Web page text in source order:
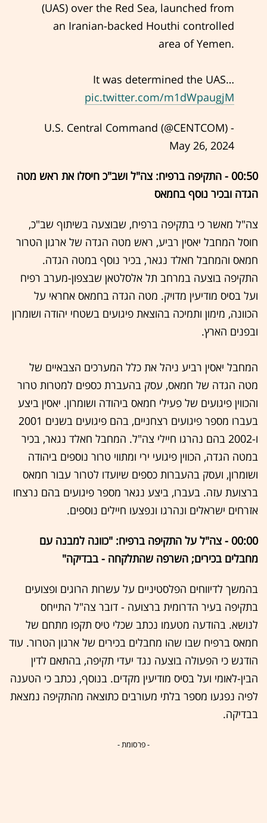
(UAS) over the Red Sea, launched from
an Iranian-backed Houthi controlled
area of Yemen.
It was determined the UAS…
pic.twitter.com/m1dWpaugjM
- U.S. Central Command (@CENTCOM)
May 26, 2024
00:50 - התקיפה ברפיח: צה"ל ושב"כ חיסלו את ראש מטה
הגדה ובכיר נוסף בחמאס
צה"ל מאשר כי בתקיפה ברפיח, שבוצעה בשיתוף שב"כ,
חוסל המחבל יאסין רביע, ראש מטה הגדה של ארגון הטרור
חמאס והמחבל חאלד נגאר, בכיר נוסף במטה הגדה.
התקיפה בוצעה במרחב תל אלסלטאן שבצפון-מערב רפיח
ועל בסיס מודיעין מדויק. מטה הגדה בחמאס אחראי על
הכוונה, מימון ותמיכה בהוצאת פיגועים בשטחי יהודה ושומרון
ובפנים הארץ.
המחבל יאסין רביע ניהל את כלל המערכים הצבאיים של
מטה הגדה של חמאס, עסק בהעברת כספים למטרות טרור
והכווין פיגועים של פעילי חמאס ביהודה ושומרון. יאסין ביצע
בעברו מספר פיגועים רצחניים, בהם פיגועים בשנים 2001
ו-2002 בהם נהרגו חיילי צה"ל. המחבל חאלד נגאר, בכיר
במטה הגדה, הכווין פיגועי ירי ומתווי טרור נוספים ביהודה
ושומרון, ועסק בהעברות כספים שיועדו לטרור עבור חמאס
ברצועת עזה. בעברו, ביצע נגאר מספר פיגועים בהם נרצחו
אזרחים ישראלים ונהרגו ונפצעו חיילים נוספים.
00:00 - צה"ל על התקיפה ברפיח: "כוונה למבנה עם
מחבלים בכירים; השרפה שהתלקחה - בבדיקה"
בהמשך לדיווחים הפלסטיניים על עשרות הרוגים ופצועים
בתקיפה בעיר הדרומית ברצועה - דובר צה"ל התייחס
לנושא. בהודעה מטעמו נכתב שכלי טיס תקפו מתחם של
חמאס ברפיח שבו שהו מחבלים בכירים של ארגון הטרור. עוד
הודגש כי הפעולה בוצעה נגד יעדי תקיפה, בהתאם לדין
הבין-לאומי ועל בסיס מודיעין מקדים. בנוסף, נכתב כי הטענה
לפיה נפגעו מספר בלתי מעורבים כתוצאה מהתקיפה נמצאת
בבדיקה.
- פרסומת -